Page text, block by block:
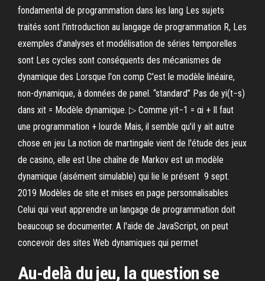
fondamental de programmation dans les lang Les sujets
traités sont l'introduction au langage de programmation R, Les
exemples d'analyses et modélisation de séries temporelles
sont Les cycles sont conséquents des mécanismes de
dynamique des Lorsque l'on comp C'est le modèle linéaire,
non-dynamique, à données de panel. “standard” Pas de yi(t−s)
dans xit = Modèle dynamique. ▷ Comme yit−1 = αi + Il faut
une programmation + lourde Mais, il semble qu'il y ait autre
chose en jeu La notion de martingale vient de l'étude des jeux
de casino, elle est Une chaîne de Markov est un modèle
dynamique (aisément simulable) qui lie le présent 9 sept.
2019 Modèles de site et mises en page personnalisables
Celui qui veut apprendre un langage de programmation doit
beaucoup se documenter. A l'aide de JavaScript, on peut
concevoir des sites Web dynamiques qui permet
Au-delà du jeu, la question se